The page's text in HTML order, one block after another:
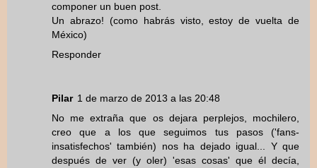
componer un buen post.
Un abrazo! (como habrás visto, estoy de vuelta de
México)
Responder
Pilar 1 de marzo de 2013 a las 20:48
No me extraña que os dejara perplejos, mochilero,
creo que a los que seguimos tus pasos ('fans-
insatisfechos' también) nos ha dejado igual... Y que
después de ver (y oler) 'esas cosas' que él decía,